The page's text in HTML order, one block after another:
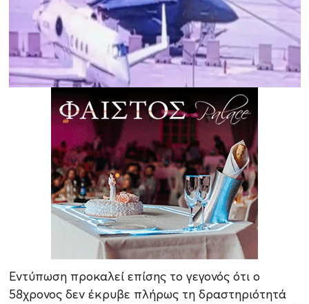
Εντύπωση προκαλεί επίσης το γεγονός ότι ο
58χρονος δεν έκρυβε πλήρως τη δραστηριότητά